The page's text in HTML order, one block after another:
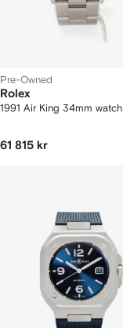
Pre-Owned
Rolex
1991 Air King 34mm watch
61 815 kr